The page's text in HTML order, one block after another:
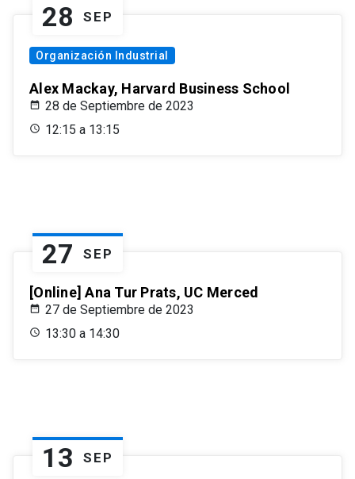
28 SEP
Organización Industrial
Alex Mackay, Harvard Business School
28 de Septiembre de 2023
12:15 a 13:15
27 SEP
[Online] Ana Tur Prats, UC Merced
27 de Septiembre de 2023
13:30 a 14:30
13 SEP